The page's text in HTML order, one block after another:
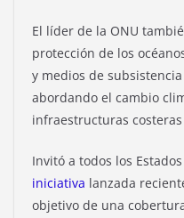
El líder de la ONU
protección de los
y medios de
abordando el cambio
infraestructuras
Invitó a todos los
iniciativa lanzada
objetivo de una